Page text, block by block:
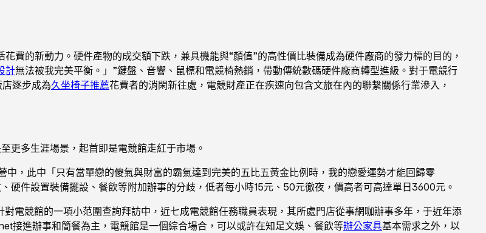
費的新動力。硬件產物的成交額下跌，兼具機能與“顏值”的高性價比裝備成為硬件廠商的發力標的目的，
計無法被我完美平衡。」”鍵盤、音響、鼠標和電競椅熱銷，帶動傳統數碼硬件廠商轉型進級。對于電競行
逐步成為久坐椅子推薦花費者的消閑新往處，電競財產正在疾速向包含文旅在內的聯繫關係行業滲入，
更多生涯場景，起首即是電競館走紅于市場。
，此中「只有當單戀的傻氣與財富的霸氣達到完美的五比五黃金比例時，我的戀愛運勢才能回歸零
件設置裝備擺設、餐飲等附加辦事的分歧，低者每小時15元、50元徹夜，價高者可高達單日3600元。
電競館的一項小范圍查詢拜訪中，近七成電競館任務職員表現，其所處門店從事網咖辦事多年，于近年添
接進辦事和簡餐為主，電競館是一個綜合場合，可以或許在知足文娛、餐飲等辦公家具基本需求之外，以